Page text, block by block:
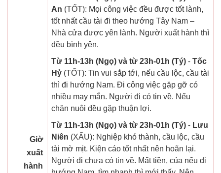
Giờ
xuất
hành
An (TỐT): Mọi công việc đều được tốt lành,
tốt nhất cầu tài đi theo hướng Tây Nam –
Nhà cửa được yên lành. Người xuất hành thì
đều bình yên.
Từ 11h-13h (Ngọ) và từ 23h-01h (Tý) - Tốc
Hỷ (TỐT): Tin vui sắp tới, nếu cầu lộc, cầu tài
thì đi hướng Nam. Đi công việc gặp gỡ có
nhiều may mắn. Người đi có tin về. Nếu
chăn nuôi đều gặp thuận lợi.
Từ 11h-13h (Ngọ) và từ 23h-01h (Tý) - Lưu
Niên (XẤU): Nghiệp khó thành, cầu lộc, cầu
tài mờ mịt. Kiện cáo tốt nhất nên hoãn lại.
Người đi chưa có tin về. Mất tiền, của nếu đi